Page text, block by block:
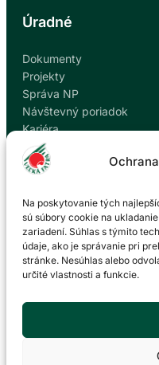
Na poskytovanie tých
sú súbory cookie na
zariadení. Súhlas s týmito
údaje, ako je správanie pri
stránke. Nesúhlas alebo
určité vlastnosti a funkcie.
Úradné
Dokumenty
Projekty
Správa NP
Návštevný poriadok
Kariéra
Kontakty
Ochrana osobných údajov
Kontakt
Správa Národného
P. O. Hviezdoslava